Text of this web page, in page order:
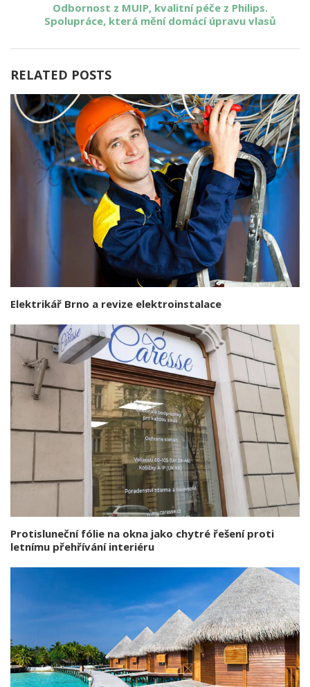
Odbornost z MUIP, kvalitní péče z Philips.
Spolupráce, která mění domácí úpravu vlasů
RELATED POSTS
Elektrikář Brno a revize elektroinstalace
Protisluneční fólie na okna jako chytré řešení proti
letnímu přehřívání interiéru